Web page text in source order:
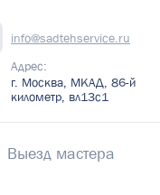
info@sadtehservice.ru
Адрес:
г. Москва, МКАД, 86-й
километр, вл13с1
Выезд мастера